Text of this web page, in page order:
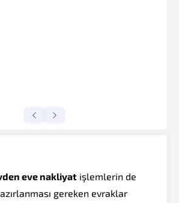
eve nakliyat işlemlerin de
gereken evraklar